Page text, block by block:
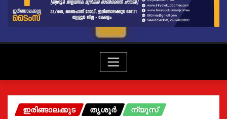
ഇരിങ്ങാലക്കുട തൃശൂർ ന്യൂസ്